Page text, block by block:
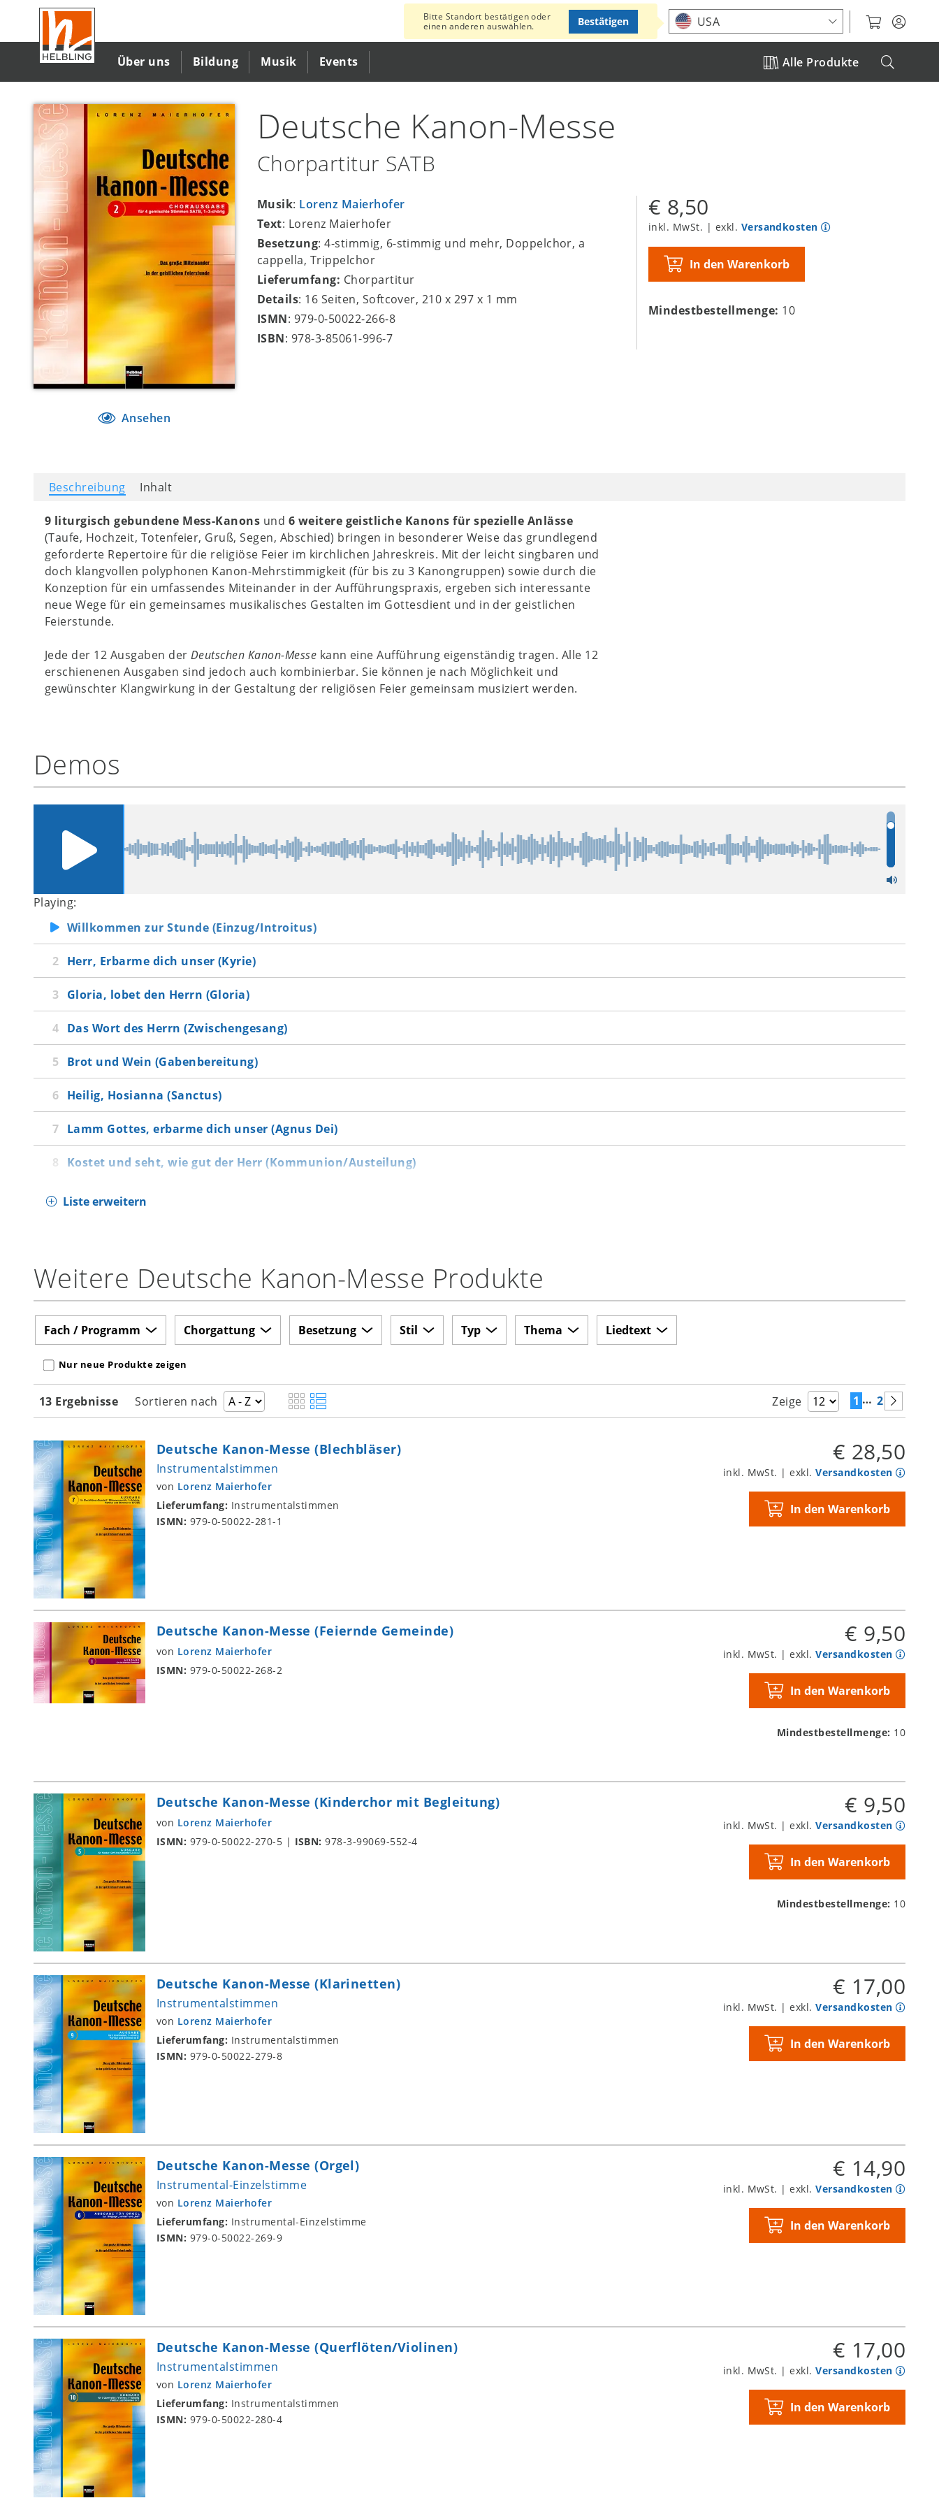
Inhalt
Standort auswählen
Über uns Bildung Musik Events Alle Produkte
Bitte Standort bestätigen oder
einen anderen auswählen.
USA
Bestätigen
Ansehen
Deutsche Kanon-Messe
Chorpartitur SATB
Musik: Lorenz Maierhofer
Text: Lorenz Maierhofer
Besetzung: 4-stimmig, 6-stimmig und mehr, Doppelchor, a
cappella, Trippelchor
Lieferumfang: Chorpartitur
Details: 16 Seiten, Softcover, 210 x 297 x 1 mm
ISMN: 979-0-50022-266-8
ISBN: 978-3-85061-996-7
€ 8,50
inkl. MwSt. | exkl. Versandkosten
In den Warenkorb
Mindestbestellmenge: 10
Beschreibung Inhalt
9 liturgisch gebundene Mess-Kanons und 6 weitere geistliche Kanons für spezielle Anlässe
(Taufe, Hochzeit, Totenfeier, Gruß, Segen, Abschied) bringen in besonderer Weise das grundlegend
geforderte Repertoire für die religiöse Feier im kirchlichen Jahreskreis. Mit der leicht singbaren und
doch klangvollen polyphonen Kanon-Mehrstimmigkeit (für bis zu 3 Kanongruppen) sowie durch die
Konzeption für ein umfassendes Miteinander in der Aufführungspraxis, ergeben sich interessante
neue Wege für ein gemeinsames musikalisches Gestalten im Gottesdient und in der geistlichen
Feierstunde.
Jede der 12 Ausgaben der Deutschen Kanon-Messe kann eine Aufführung eigenständig tragen. Alle 12
erschienenen Ausgaben sind jedoch auch kombinierbar. Sie können je nach Möglichkeit und
gewünschter Klangwirkung in der Gestaltung der religiösen Feier gemeinsam musiziert werden.
Demos
Playing:
Willkommen zur Stunde (Einzug/Introitus)
Herr, Erbarme dich unser (Kyrie)
Gloria, lobet den Herrn (Gloria)
Das Wort des Herrn (Zwischengesang)
Brot und Wein (Gabenbereitung)
Heilig, Hosianna (Sanctus)
Lamm Gottes, erbarme dich unser (Agnus Dei)
Kostet und seht, wie gut der Herr (Kommunion/Austeilung)
Liste erweitern
Weitere Deutsche Kanon-Messe Produkte
Nur neue Produkte zeigen
Fach / Programm Chorgattung Besetzung Stil Typ Thema Liedtext
13 Ergebnisse Sortieren nach Zeige 1 … 2
Deutsche Kanon-Messe (Blechbläser)
Instrumentalstimmen
von Lorenz Maierhofer
Lieferumfang: Instrumentalstimmen
ISMN: 979-0-50022-281-1
€ 28,50
inkl. MwSt. | exkl.Versandkosten
In den Warenkorb
Deutsche Kanon-Messe (Feiernde Gemeinde)
von Lorenz Maierhofer
ISMN: 979-0-50022-268-2
€ 9,50
inkl. MwSt. | exkl.Versandkosten
In den Warenkorb
Mindestbestellmenge: 10
Deutsche Kanon-Messe (Kinderchor mit Begleitung)
von Lorenz Maierhofer
ISMN: 979-0-50022-270-5 | ISBN:978-3-99069-552-4
€ 9,50
inkl. MwSt. | exkl.Versandkosten
In den Warenkorb
Mindestbestellmenge: 10
Deutsche Kanon-Messe (Klarinetten)
Instrumentalstimmen
von Lorenz Maierhofer
Lieferumfang: Instrumentalstimmen
ISMN: 979-0-50022-279-8
€ 17,00
inkl. MwSt. | exkl.Versandkosten
In den Warenkorb
Deutsche Kanon-Messe (Orgel)
Instrumental-Einzelstimme
von Lorenz Maierhofer
Lieferumfang: Instrumental-Einzelstimme
ISMN: 979-0-50022-269-9
€ 14,90
inkl. MwSt. | exkl.Versandkosten
In den Warenkorb
Deutsche Kanon-Messe (Querflöten/Violinen)
Instrumentalstimmen
von Lorenz Maierhofer
Lieferumfang: Instrumentalstimmen
ISMN: 979-0-50022-280-4
€ 17,00
inkl. MwSt. | exkl.Versandkosten
In den Warenkorb